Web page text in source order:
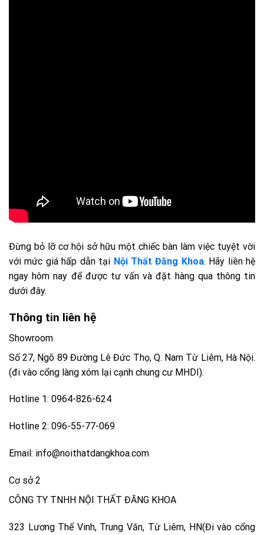
Đừng bỏ lỡ cơ hội sở hữu một chiếc bàn làm việc tuyệt vời
với mức giá hấp dẫn tại Nội Thất Đăng Khoa. Hãy liên hệ
ngay hôm nay để được tư vấn và đặt hàng qua thông tin
dưới đây.
Thông tin liên hệ
Showroom
Số 27, Ngõ 89 Đường Lê Đức Thọ, Q. Nam Từ Liêm, Hà Nội.
(đi vào cổng làng xóm lại cạnh chung cư MHDI).
Hotline 1: 0964-826-624
Hotline 2: 096-55-77-069
Email: info@noithatdangkhoa.com
Cơ sở 2
CÔNG TY TNHH NỘI THẤT ĐĂNG KHOA
323 Lương Thế Vinh, Trung Văn, Từ Liêm, HN(Đi vào cổng